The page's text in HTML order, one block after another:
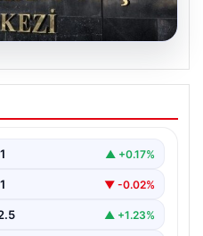
Ayı Faiz Kararı Ne
Ekonomistlerin
(TCMB) Para▲ +0.17%
▼ -0.02%
▲ +1.23%